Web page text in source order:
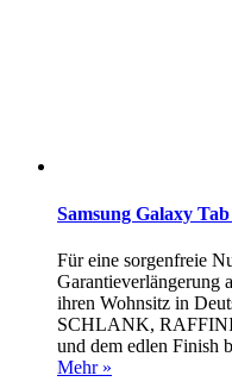
Samsung Galaxy
Für eine sorgenfreie
Garantieverlängerung
ihren Wohnsitz in
SCHLANK,
und dem edlen Finish
Mehr »